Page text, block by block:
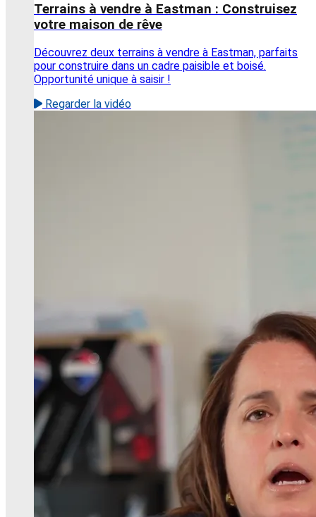
Terrains à vendre à Eastman : Construisez
votre maison de rêve
Découvrez deux terrains à vendre à Eastman, parfaits
pour construire dans un cadre paisible et boisé.
Opportunité unique à saisir !
Regarder la vidéo